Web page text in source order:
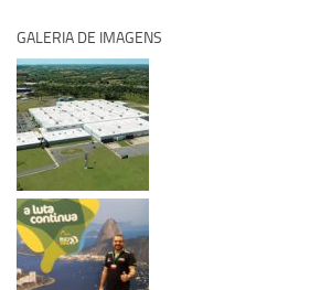
GALERIA DE IMAGENS